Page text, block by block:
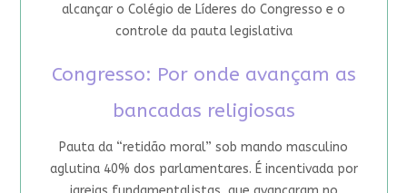
alcançar o Colégio de Líderes do Congresso e o
controle da pauta legislativa
Congresso: Por onde avançam as
bancadas religiosas
Pauta da “retidão moral” sob mando masculino
aglutina 40% dos parlamentares. É incentivada por